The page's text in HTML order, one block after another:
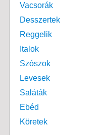
Vacsorák
Desszertek
Reggelik
Italok
Szószok
Levesek
Saláták
Ebéd
Köretek